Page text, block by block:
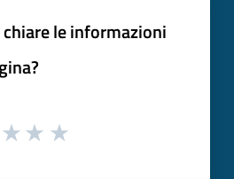
le informazioni